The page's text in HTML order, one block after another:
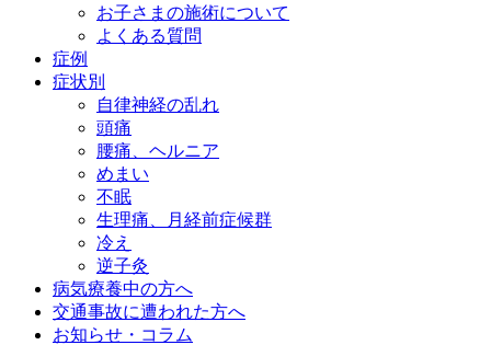
お子さまの施術について
よくある質問
症例
症状別
自律神経の乱れ
頭痛
腰痛、ヘルニア
めまい
不眠
生理痛、月経前症候群
冷え
逆子灸
病気療養中の方へ
交通事故に遭われた方へ
お知らせ・コラム